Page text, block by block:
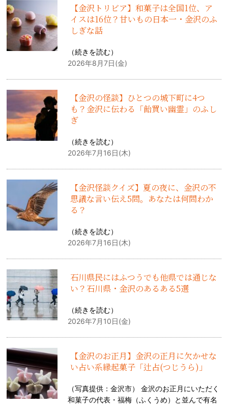
【金沢トリビア】和菓子は全国1位、ア
イスは16位？甘いもの日本一・金沢のふ
しぎな話
（続きを読む）
2026年8月7日(金)
【金沢の怪談】ひとつの城下町に4つ
も？金沢に伝わる「飴買い幽霊」のふし
ぎ
（続きを読む）
2026年7月16日(木)
【金沢怪談クイズ】夏の夜に、金沢の不
思議な言い伝え5問。あなたは何問わか
る？
（続きを読む）
2026年7月16日(木)
石川県民にはふつうでも他県では通じな
い？石川県・金沢のあるある5選
（続きを読む）
2026年7月10日(金)
【金沢のお正月】金沢の正月に欠かせな
い占い系縁起菓子「辻占(つじうら)」
（写真提供：金沢市） 金沢のお正月にいただく
和菓子の代表・福梅（ふくうめ）と並んで有名